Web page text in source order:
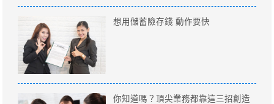
想用儲蓄險存錢 動作要快
你知道嗎？頂尖業務都靠這三招創造